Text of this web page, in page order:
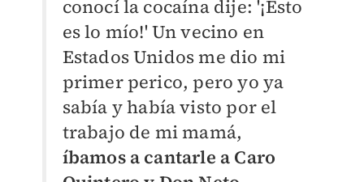
conocí la cocaína dije: '¡Esto
es lo mío!' Un vecino en
Estados Unidos me dio mi
primer perico, pero yo ya
sabía y había visto por el
trabajo de mi mamá,
íbamos a cantarle a Caro